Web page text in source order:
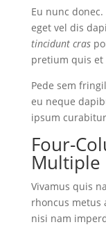
Eu nunc
eget vel dis
tincidunt cras
pretium quis
Pede sem
eu neque
ipsum
Four-
Multiple
Vivamus quis
rhoncus metus
nisi nam